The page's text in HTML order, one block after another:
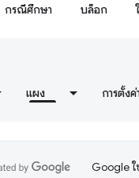
กรณีศึกษา บล็อก
แผง การตั้งค่
Google ใ